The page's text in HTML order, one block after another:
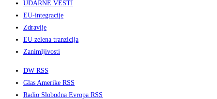
UDARNE VESTI
EU-integracije
Zdravlje
EU zelena tranzicija
Zanimljivosti
DW RSS
Glas Amerike RSS
Radio Slobodna Evropa RSS